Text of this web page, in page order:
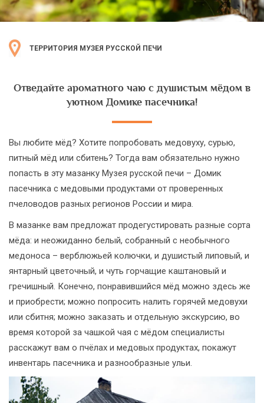
ТЕРРИТОРИЯ МУЗЕЯ РУССКОЙ ПЕЧИ
Отведайте ароматного чаю с душистым мёдом в
уютном Домике пасечника!
Вы любите мёд? Хотите попробовать медовуху, сурью,
питный мёд или сбитень? Тогда вам обязательно нужно
попасть в эту мазанку Музея русской печи – Домик
пасечника с медовыми продуктами от проверенных
пчеловодов разных регионов России и мира.
В мазанке вам предложат продегустировать разные сорта
мёда: и неожиданно белый, собранный с необычного
медоноса – верблюжьей колючки, и душистый липовый, и
янтарный цветочный, и чуть горчащие каштановый и
гречишный. Конечно, понравившийся мёд можно здесь же
и приобрести; можно попросить налить горячей медовухи
или сбитня; можно заказать и отдельную экскурсию, во
время которой за чашкой чая с мёдом специалисты
расскажут вам о пчёлах и медовых продуктах, покажут
инвентарь пасечника и разнообразные ульи.